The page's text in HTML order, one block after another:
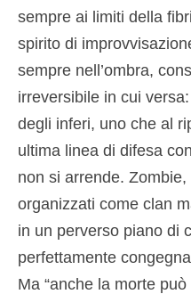
sempre ai limiti della
spirito di
sempre nell’ombra,
irreversibile in cui
degli inferi, uno che al
ultima linea di difesa
non si arrende.
organizzati come clan
in un perverso piano di
perfettamente
Ma “anche la morte